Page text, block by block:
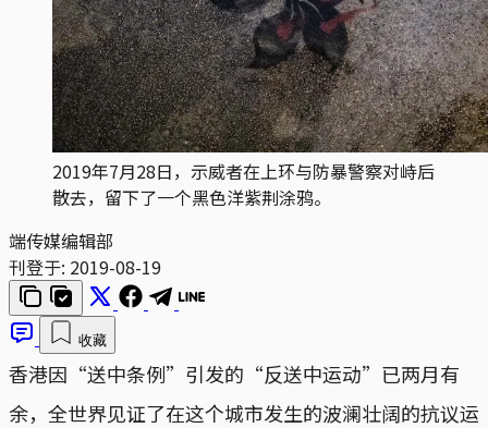
2019年7月28日，示威者在上环与防暴警察对峙后
散去，留下了一个黑色洋紫荆涂鸦。
端传媒编辑部
刊登于: 2019-08-19
收藏
香港因“送中条例”引发的“反送中运动”已两月有
余，全世界见证了在这个城市发生的波澜壮阔的抗议运